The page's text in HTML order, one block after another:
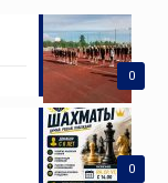
0
0